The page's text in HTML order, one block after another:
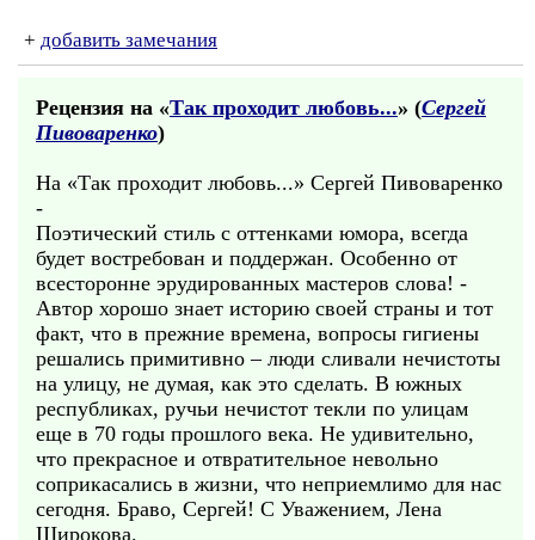
+ добавить замечания
Рецензия на «Так проходит любовь...» (Сергей
Пивоваренко)
На «Так проходит любовь...» Сергей Пивоваренко
-
Поэтический стиль с оттенками юмора, всегда
будет востребован и поддержан. Особенно от
всесторонне эрудированных мастеров слова! -
Автор хорошо знает историю своей страны и тот
факт, что в прежние времена, вопросы гигиены
решались примитивно – люди сливали нечистоты
на улицу, не думая, как это сделать. В южных
республиках, ручьи нечистот текли по улицам
еще в 70 годы прошлого века. Не удивительно,
что прекрасное и отвратительное невольно
соприкасались в жизни, что неприемлимо для нас
сегодня. Браво, Сергей! С Уважением, Лена
Широкова.